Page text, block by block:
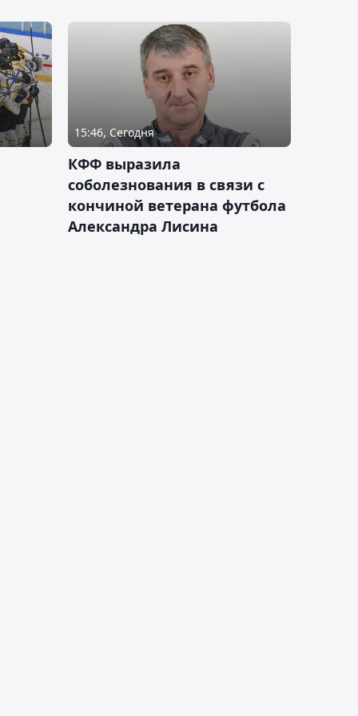
15:46, Сегодня
КФФ выразила
соболезнования в связи с
кончиной ветерана футбола
Александра Лисина